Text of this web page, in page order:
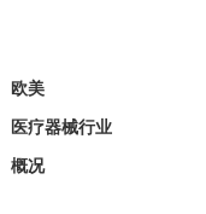
欧美
医疗器械行业
概况